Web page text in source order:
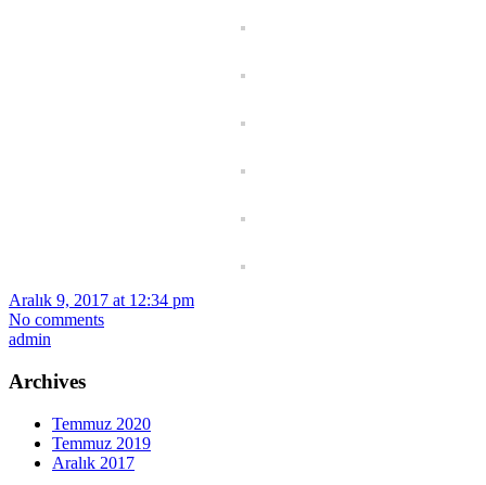
Aralık 9, 2017 at 12:34 pm
No comments
admin
Archives
Temmuz 2020
Temmuz 2019
Aralık 2017